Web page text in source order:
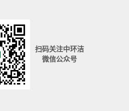
扫码关注中环洁
微信公众号